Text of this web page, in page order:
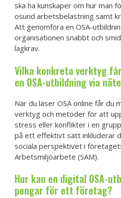
ska ha kunskaper om hur man
osund arbetsbelastning samt
Att genomföra en OSA-
organisationen snabbt och
lagkrav.
Vilka konkreta verktyg
en OSA-utbildning via
När du läser OSA online får du
verktyg och metoder för att
stress eller konflikter i en
på ett effektivt sätt inkluderar
sociala perspektivet i
Arbetsmiljöarbete (SAM).
Hur kan en digital OSA-
pengar för ett företag?